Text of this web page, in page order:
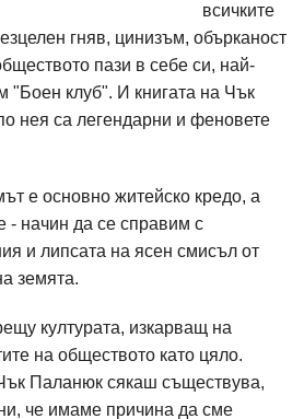
всичките
гняв, цинизъм, обърканост
пази в себе си, най-
"Боен клуб". И книгата на Чък
нея са легендарни и феновете
е основно житейско кредо, а
- начин да се справим с
и липсата на ясен смисъл от
земята.
културата, изкарващ на
на обществото като цяло.
Паланюк сякаш съществува,
че имаме причина да сме